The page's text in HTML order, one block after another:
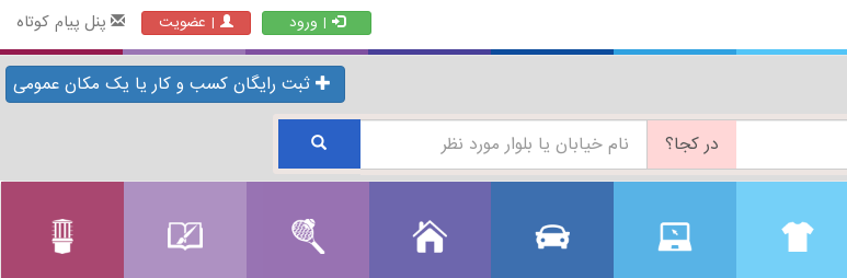
پنل پیام کوتاه
ثبت رایگان کسب و کار یا یک مکان عمومی
در کجا؟